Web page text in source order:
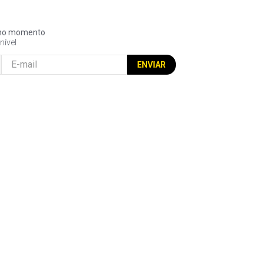
momento
ENVIAR